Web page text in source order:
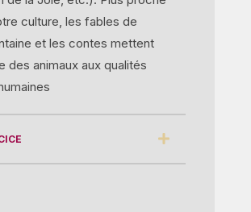
culture, les fables de
et les contes mettent
des animaux aux qualités